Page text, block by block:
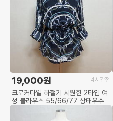
4시간전
19,000원
크로커다일 하절기 시원한 2타입 여
성 블라우스 55/66/77 상태우수